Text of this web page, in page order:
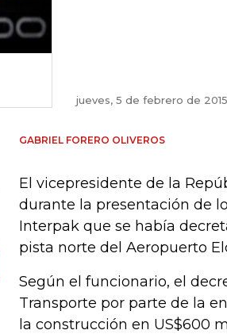
jueves, 5 de febrero de 2015
GABRIEL FORERO OLIVEROS
El vicepresidente de la
durante la presentación de
Interpak que se había
pista norte del Aeropuerto
Según el funcionario, el
Transporte por parte de la
la construcción en US$600